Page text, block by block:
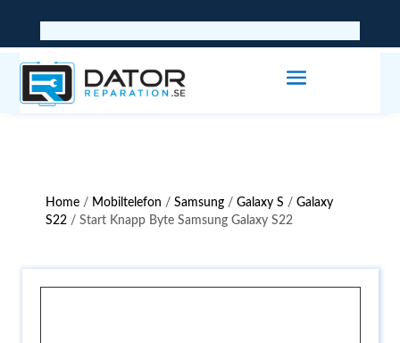
Home / Mobiltelefon /Samsung /Galaxy S /Galaxy
S22 / Start Knapp Byte Samsung Galaxy S22